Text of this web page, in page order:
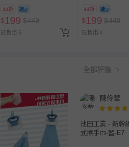
44折
$199 $449
已售出 5
44折
$199 $449
已售出 4
全部評論
陳伶華
池田工業 - 新幹
式擦手巾-藍-E7